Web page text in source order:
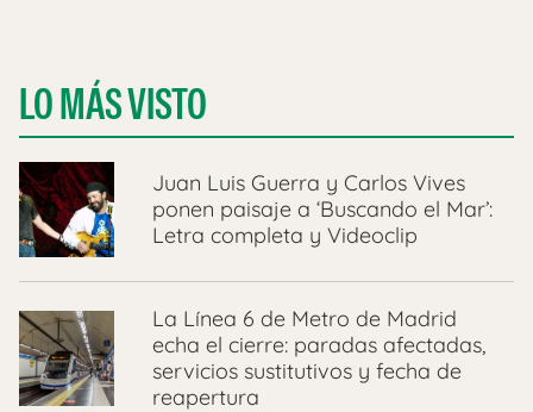
LO MÁS VISTO
Juan Luis Guerra y Carlos Vives
ponen paisaje a ‘Buscando el Mar’:
Letra completa y Videoclip
La Línea 6 de Metro de Madrid
echa el cierre: paradas afectadas,
servicios sustitutivos y fecha de
reapertura